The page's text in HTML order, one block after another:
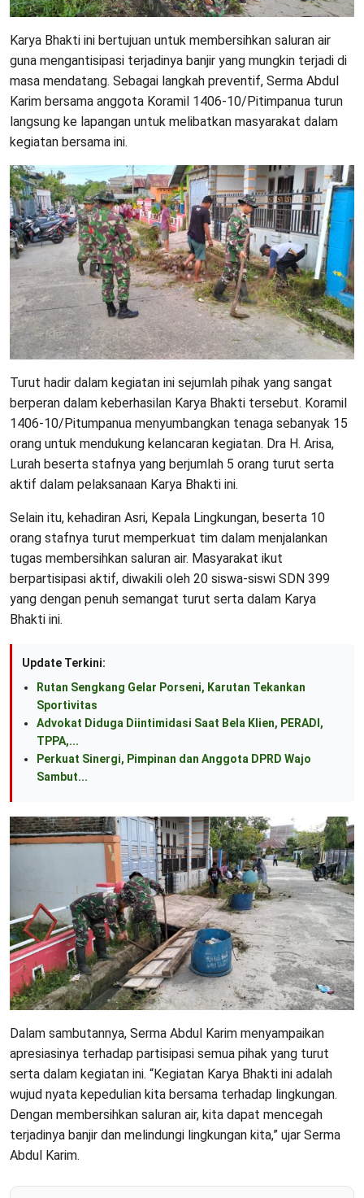
Karya Bhakti ini bertujuan untuk membersihkan saluran air
guna mengantisipasi terjadinya banjir yang mungkin terjadi di
masa mendatang. Sebagai langkah preventif, Serma Abdul
Karim bersama anggota Koramil 1406-10/Pitimpanua turun
langsung ke lapangan untuk melibatkan masyarakat dalam
kegiatan bersama ini.
Turut hadir dalam kegiatan ini sejumlah pihak yang sangat
berperan dalam keberhasilan Karya Bhakti tersebut. Koramil
1406-10/Pitumpanua menyumbangkan tenaga sebanyak 15
orang untuk mendukung kelancaran kegiatan. Dra H. Arisa,
Lurah beserta stafnya yang berjumlah 5 orang turut serta
aktif dalam pelaksanaan Karya Bhakti ini.
Selain itu, kehadiran Asri, Kepala Lingkungan, beserta 10
orang stafnya turut memperkuat tim dalam menjalankan
tugas membersihkan saluran air. Masyarakat ikut
berpartisipasi aktif, diwakili oleh 20 siswa-siswi SDN 399
yang dengan penuh semangat turut serta dalam Karya
Bhakti ini.
Update Terkini:
Rutan Sengkang Gelar Porseni, Karutan Tekankan
Sportivitas
Advokat Diduga Diintimidasi Saat Bela Klien, PERADI,
TPPA,...
Perkuat Sinergi, Pimpinan dan Anggota DPRD Wajo
Sambut...
Dalam sambutannya, Serma Abdul Karim menyampaikan
apresiasinya terhadap partisipasi semua pihak yang turut
serta dalam kegiatan ini. “Kegiatan Karya Bhakti ini adalah
wujud nyata kepedulian kita bersama terhadap lingkungan.
Dengan membersihkan saluran air, kita dapat mencegah
terjadinya banjir dan melindungi lingkungan kita,” ujar Serma
Abdul Karim.